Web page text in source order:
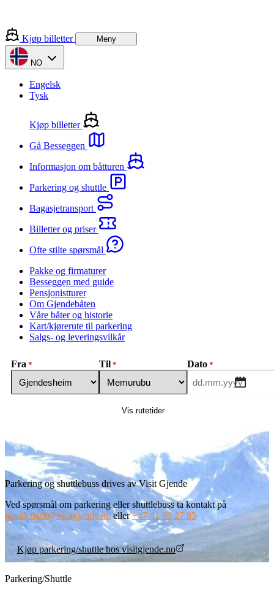
Kjøp billetter Meny
NO
Engelsk
Tysk
Kjøp billetter
Gå Besseggen
Informasjon om båtturen
Parkering og shuttle
Bagasjetransport
Billetter og priser
Ofte stilte spørsmål
Pakke og firmaturer
Besseggen med guide
Pensjonistturer
Om Gjendebåten
Våre båter og historie
Kart/kjørerute til parkering
Salgs- og leveringsvilkår
Fra * Til * Dato *
DD
dot
Parkering og shuttlebuss drives av Visit Gjende
Ved spørsmål om parkering eller shuttlebuss ta kontakt på
gjendepark@visitgjende.noeller+47 41 86 27 85
Kjøp parkering/shuttle hos visitgjende.no
Parkering/Shuttle